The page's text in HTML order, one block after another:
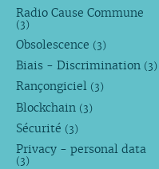
Radio Cause Commune
(3)
Obsolescence (3)
Biais - Discrimination (3)
Rançongiciel (3)
Blockchain (3)
Sécurité (3)
Privacy - personal data
(3)